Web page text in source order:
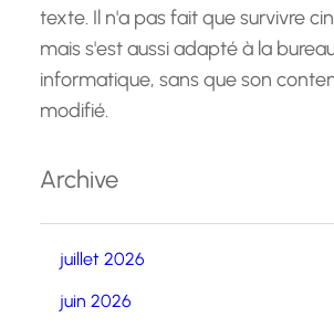
texte. Il n'a pas fait que survivre
mais s'est aussi adapté à la
informatique, sans que son
modifié.
Archive
juillet 2026
juin 2026